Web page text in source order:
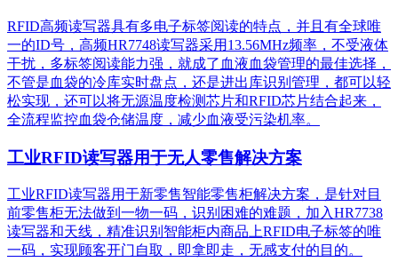
RFID高频读写器具有多电子标签阅读的特点，并且有全球唯
一的ID号，高频HR7748读写器采用13.56MHz频率，不受液体
干扰，多标签阅读能力强，就成了血液血袋管理的最佳选择，
不管是血袋的冷库实时盘点，还是进出库识别管理，都可以轻
松实现，还可以将无源温度检测芯片和RFID芯片结合起来，
全流程监控血袋仓储温度，减少血液受污染机率。
工业RFID读写器用于无人零售解决方案
工业RFID读写器用于新零售智能零售柜解决方案，是针对目
前零售柜无法做到一物一码，识别困难的难题，加入HR7738
读写器和天线，精准识别​智能柜内商品上RFID电子标签的唯
一码，实现顾客开门自取，即拿即走，无感支付的目的。